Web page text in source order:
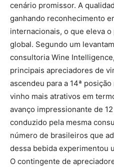
cenário promissor. A
ganhando reconhecimento
internacionais, o que eleva
global. Segundo um
consultoria Wine
principais apreciadores de
ascendeu para a 14ª
vinho mais atrativos em
avanço impressionante de
conduzido pela mesma
número de brasileiros que
dessa bebida experimentou
O contingente de